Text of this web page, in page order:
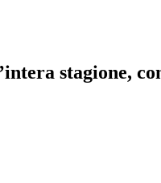
stagione,